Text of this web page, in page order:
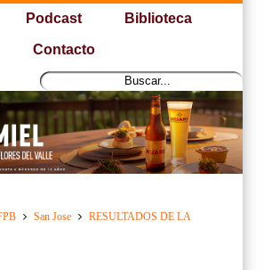
Podcast Biblioteca
Contacto
San Jose
RESULTADOS DE LA